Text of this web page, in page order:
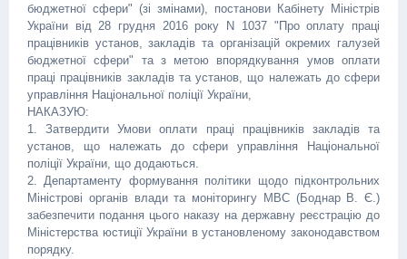
бюджетної сфери" (зі змінами), постанови Кабінету Міністрів
України від 28 грудня 2016 року N 1037 "Про оплату праці
працівників установ, закладів та організацій окремих галузей
бюджетної сфери" та з метою впорядкування умов оплати
праці працівників закладів та установ, що належать до сфери
управління Національної поліції України,
НАКАЗУЮ:
1. Затвердити Умови оплати праці працівників закладів та
установ, що належать до сфери управління Національної
поліції України, що додаються.
2. Департаменту формування політики щодо підконтрольних
Міністрові органів влади та моніторингу МВС (Боднар В. Є.)
забезпечити подання цього наказу на державну реєстрацію до
Міністерства юстиції України в установленому законодавством
порядку.